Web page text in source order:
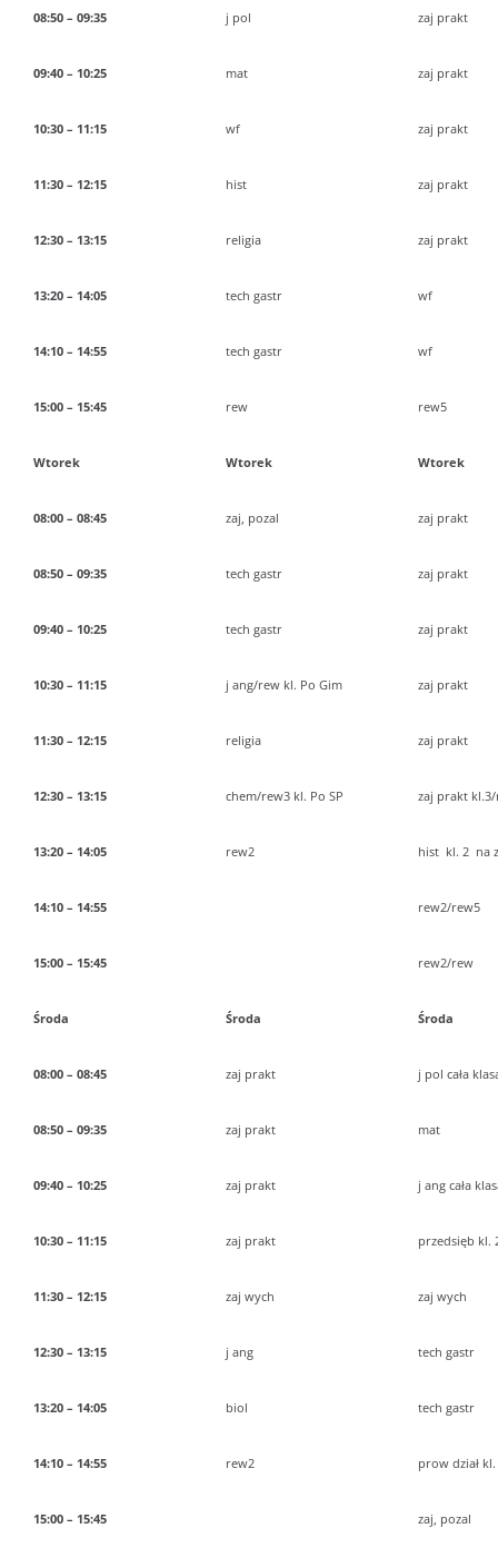
08:50 – 09:35 j pol zaj prakt
09:40 – 10:25 mat zaj prakt
10:30 – 11:15 wf zaj prakt
11:30 – 12:15 hist zaj prakt
12:30 – 13:15 religia zaj prakt
13:20 – 14:05 tech gastr wf
14:10 – 14:55 tech gastr wf
15:00 – 15:45 rew rew5
Wtorek Wtorek Wtorek
08:00 – 08:45 zaj, pozal zaj prakt
08:50 – 09:35 tech gastr zaj prakt
09:40 – 10:25 tech gastr zaj prakt
10:30 – 11:15 j ang/rew kl. Po Gim zaj prakt
11:30 – 12:15 religia zaj prakt
12:30 – 13:15 chem/rew3 kl. Po SP zaj prakt
13:20 – 14:05 rew2 hist kl. 2 na
14:10 – 14:55 rew2/rew5
15:00 – 15:45 rew2/rew
Środa Środa Środa
08:00 – 08:45 zaj prakt j pol cała
08:50 – 09:35 zaj prakt mat
09:40 – 10:25 zaj prakt j ang cała
10:30 – 11:15 zaj prakt przedsięb kl.
11:30 – 12:15 zaj wych zaj wych
12:30 – 13:15 j ang tech gastr
13:20 – 14:05 biol tech gastr
14:10 – 14:55 rew2 prow dział
15:00 – 15:45 zaj, pozal